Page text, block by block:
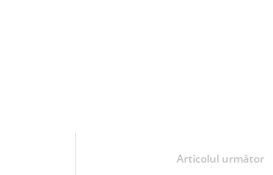
Articolul următor